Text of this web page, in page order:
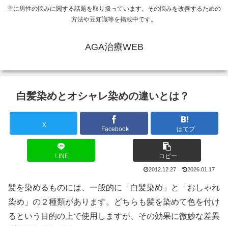
主に男性の悩みに関する話題を取り扱っています。その悩みを改善するための
方法や豆知識等を掲載中です。
AGA治療WEB
白髪染めとオシャレ染めの違いとは？
X
Facebook はてブ
LINE コピー
2012.12.27 2026.01.17
髪を染めるものには、一般的に「白髪染め」と「おしゃれ
染め」の２種類があります。どちらも髪を染めて色を付け
るという目的の上で使用しますが、その効果に微妙な差異